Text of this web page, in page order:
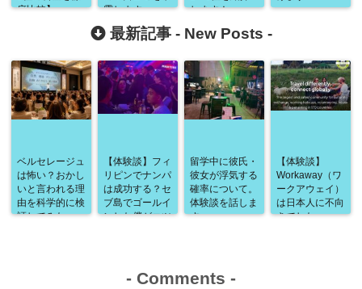
底比較】
露します
します！
最新記事 - New Posts -
ベルセレージュ
は怖い？おかし
いと言われる理
由を科学的に検
証してみた
【体験談】フィ
リピンでナンパ
は成功する？セ
ブ島でゴールイ
ンした僕がコツ
留学中に彼氏・
彼女が浮気する
確率について。
体験談を話しま
す
【体験談】
Workaway（ワ
ークアウェイ）
は日本人に不向
きでした
- Comments -